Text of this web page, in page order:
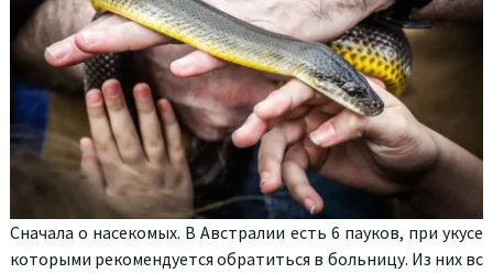
Сначала о насекомых. В Австралии есть 6 пауков, при укусе
которыми рекомендуется обратиться в больницу. Из них вс